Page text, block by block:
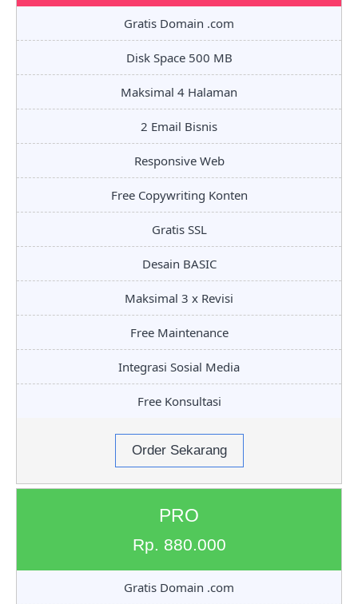
Gratis Domain .com
Disk Space 500 MB
Maksimal 4 Halaman
2 Email Bisnis
Responsive Web
Free Copywriting Konten
Gratis SSL
Desain BASIC
Maksimal 3 x Revisi
Free Maintenance
Integrasi Sosial Media
Free Konsultasi
Order Sekarang
PRO
Rp. 880.000
Gratis Domain .com